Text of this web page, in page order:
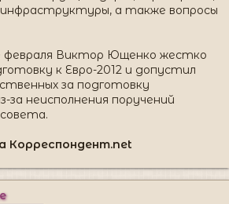
инфраструктуры, а также вопросы
февраля Виктор Ющенко жестко
к Евро-2012 и допустил
за подготовку
за неисполнения поручений
Корреспондент.net